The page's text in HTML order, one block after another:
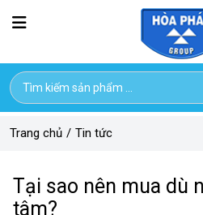
Trang chủ / Tin tức
Tại sao nên mua dù
tâm?